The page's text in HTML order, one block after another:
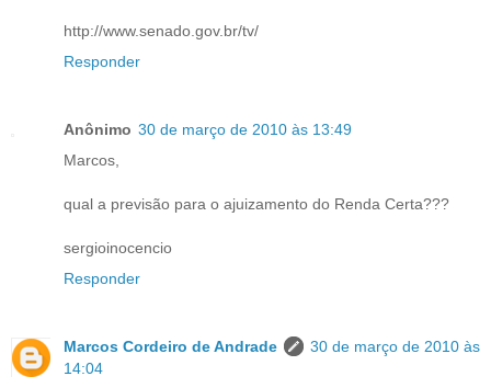
http://www.senado.gov.br/tv/
Responder
Anônimo 30 de março de 2010 às 13:49
Marcos,
qual a previsão para o ajuizamento do Renda Certa???
sergioinocencio
Responder
Marcos Cordeiro de Andrade
30 de março de 2010 às
14:04